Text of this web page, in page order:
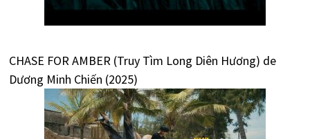
CHASE FOR AMBER (Truy Tìm Long Diên Hương) de
Dương Minh Chiến (2025)